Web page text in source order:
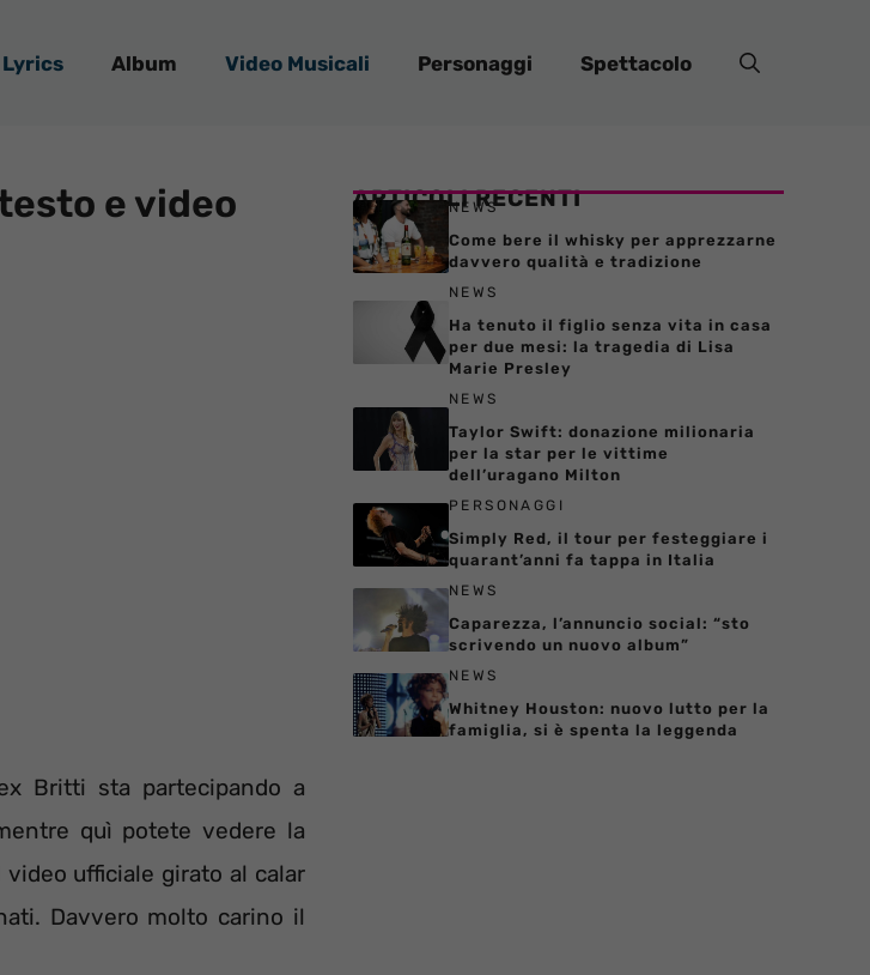
Lyrics Album Video Musicali Personaggi Spettacolo
e video
Britti sta partecipando a
quì potete vedere la
ufficiale girato al calar
Davvero molto carino il
ARTICOLI RECENTI
NEWS
Come bere il whisky per apprezzarne
davvero qualità e tradizione
NEWS
Ha tenuto il figlio senza vita in casa
per due mesi: la tragedia di Lisa
Marie Presley
NEWS
Taylor Swift: donazione milionaria
per la star per le vittime
dell’uragano Milton
PERSONAGGI
Simply Red, il tour per festeggiare i
quarant’anni fa tappa in Italia
NEWS
Caparezza, l’annuncio social: “sto
scrivendo un nuovo album”
NEWS
Whitney Houston: nuovo lutto per la
famiglia, si è spenta la leggenda